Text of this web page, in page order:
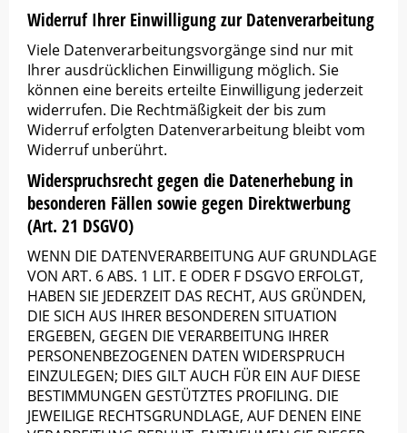
Widerruf Ihrer Einwilligung zur Datenverarbeitung
Viele Datenverarbeitungsvorgänge sind nur mit
Ihrer ausdrücklichen Einwilligung möglich. Sie
können eine bereits erteilte Einwilligung jederzeit
widerrufen. Die Rechtmäßigkeit der bis zum
Widerruf erfolgten Datenverarbeitung bleibt vom
Widerruf unberührt.
Widerspruchsrecht gegen die Datenerhebung in
besonderen Fällen sowie gegen Direktwerbung
(Art. 21 DSGVO)
WENN DIE DATENVERARBEITUNG AUF GRUNDLAGE
VON ART. 6 ABS. 1 LIT. E ODER F DSGVO ERFOLGT,
HABEN SIE JEDERZEIT DAS RECHT, AUS GRÜNDEN,
DIE SICH AUS IHRER BESONDEREN SITUATION
ERGEBEN, GEGEN DIE VERARBEITUNG IHRER
PERSONENBEZOGENEN DATEN WIDERSPRUCH
EINZULEGEN; DIES GILT AUCH FÜR EIN AUF DIESE
BESTIMMUNGEN GESTÜTZTES PROFILING. DIE
JEWEILIGE RECHTSGRUNDLAGE, AUF DENEN EINE